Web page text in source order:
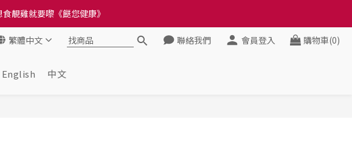
區及區域, 因資料錯誤會影響前往結帳
區及區域, 因資料錯誤會影響前往結帳
繁體中文 聯絡我們 會員登入 購物車(0)
English 中文